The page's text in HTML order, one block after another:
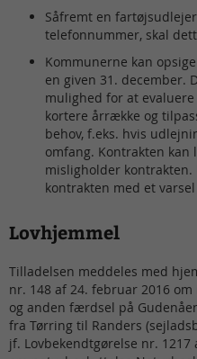
Såfremt en
telefonnummer, skal
Kommunerne kan
en given 31. december.
mulighed for at
kortere årrække og
behov, f.eks. hvis
omfang. Kontrakten kan
misligholder
kontrakten med et
Lovhjemmel
Tilladelsen meddeles med
nr. 148 af 24. februar 2016
og anden færdsel på
fra Tørring til Randers
jf. Lovbekendtgørelse nr.